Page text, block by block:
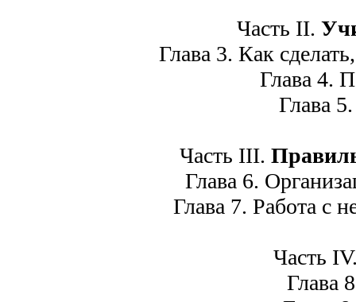
Часть II.
Глава 3. Как
Глава 4.
Глава 5.
Часть III.
Глава 6.
Глава 7. Работа с
Часть
Глава